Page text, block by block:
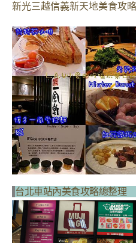
新光三越信義新天地美食攻
台北車站內美食攻略總整理